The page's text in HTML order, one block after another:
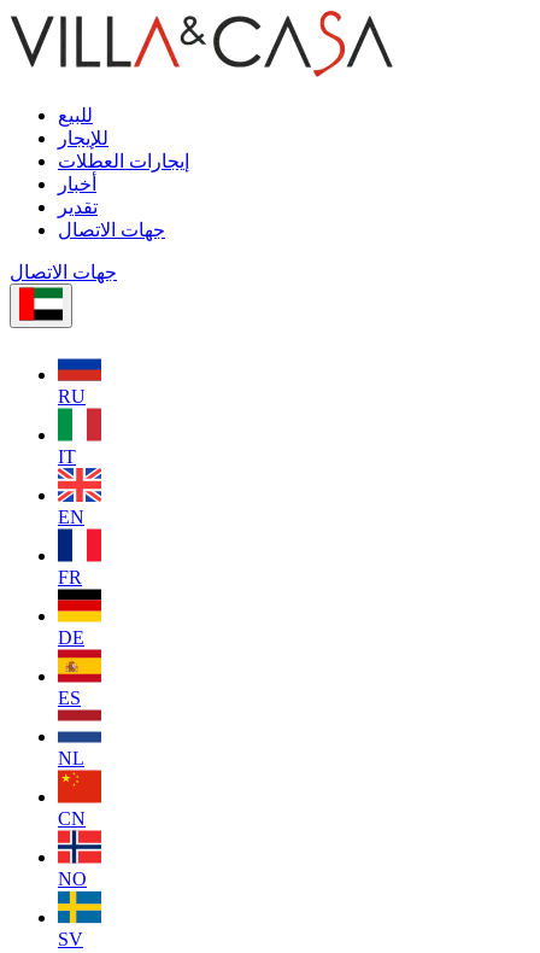
للبيع
للإيجار
إيجارات العطلات
أخبار
تقدير
جهات الاتصال
جهات الاتصال
RU
IT
EN
FR
DE
ES
NL
CN
NO
SV